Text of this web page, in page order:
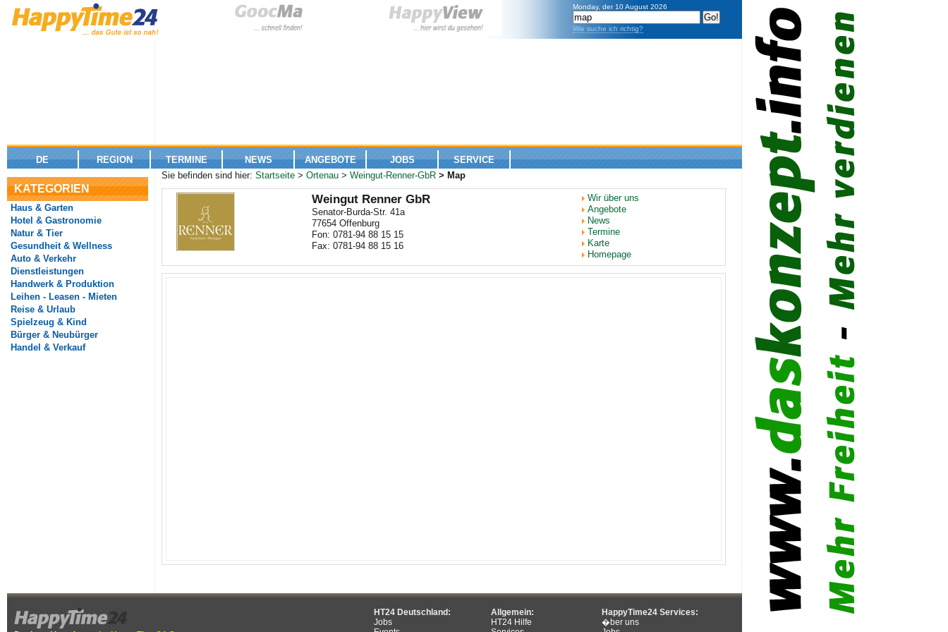
Monday, der 10 August 2026
Wie suche ich richtig?
DE REGION TERMINE NEWS ANGEBOTE JOBS SERVICE
KATEGORIEN
Haus & Garten
Hotel & Gastronomie
Natur & Tier
Gesundheit & Wellness
Auto & Verkehr
Dienstleistungen
Handwerk & Produktion
Leihen - Leasen - Mieten
Reise & Urlaub
Spielzeug & Kind
Bürger & Neubürger
Handel & Verkauf
Sie befinden sind hier: Startseite > Ortenau > Weingut-Renner-GbR > Map
Weingut Renner GbR
Senator-Burda-Str. 41a
77654 Offenburg
Fon: 0781-94 88 15 15
Fax: 0781-94 88 15 16
Wir über uns
Angebote
News
Termine
Karte
Homepage
HT24 Deutschland:
Jobs
Allgemein:
HT24 Hilfe
HappyTime24 Services:
�ber uns